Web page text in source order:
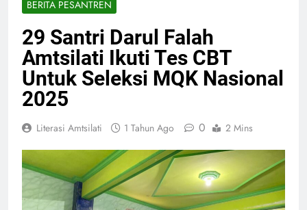
BERITA PESANTREN
29 Santri Darul Falah
Amtsilati Ikuti Tes CBT
Untuk Seleksi MQK Nasional
2025
Literasi Amtsilati 1 Tahun Ago 0 2 Mins